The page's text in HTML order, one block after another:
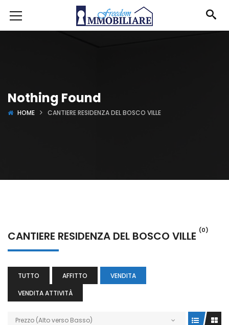
Nothing Found
HOME CANTIERE RESIDENZA DEL BOSCO VILLE
CANTIERE RESIDENZA DEL BOSCO VILLE (0)
TUTTO AFFITTO
VENDITA
VENDITA ATTIVITÀ
Prezzo (Alto verso Basso)